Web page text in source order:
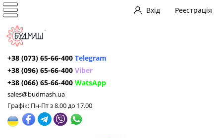
Вхід Реєстрація
+38 (073) 65-66-400 Telegram
+38 (096) 65-66-400 Viber
+38 (066) 65-66-400 WatsApp
sales@budmash.ua
Графік: Пн-Пт з 8.00 до 17.00